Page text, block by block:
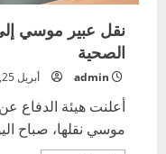
نقل عبير موسي
الصحية
admin أبريل 25, 2025
أعلنت هيئة الدفاع
موسي نقلها، صباح اليوم الجمعة